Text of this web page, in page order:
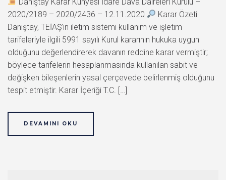
2020/2189 – 2020/2436 – 12.11.2020
Karar Özeti
Danıştay, TEİAŞ’ın iletim sistemi kullanım ve işletim
tarifeleriyle ilgili 5991 sayılı Kurul kararının hukuka uygun
olduğunu değerlendirerek davanın reddine karar vermiştir;
böylece tarifelerin hesaplanmasında kullanılan sabit ve
değişken bileşenlerin yasal çerçevede belirlenmiş olduğunu
tespit etmiştir. Karar İçeriği T.C. […]
DEVAMINI OKU